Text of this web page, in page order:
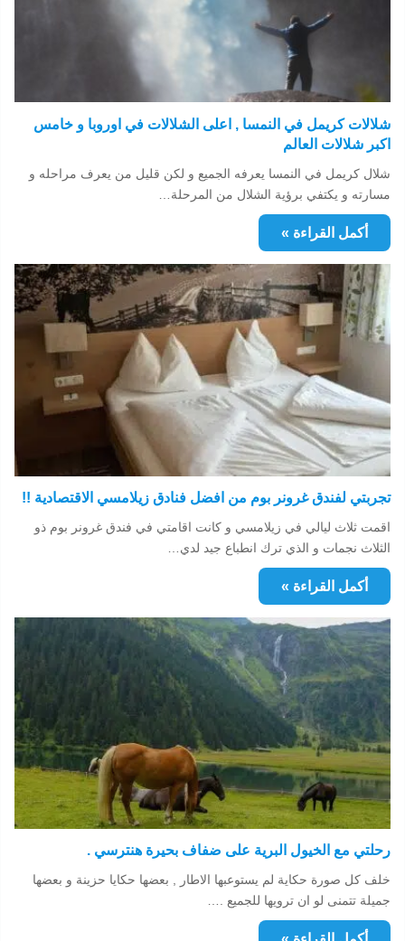
شلالات كريمل في النمسا , اعلى الشلالات في اوروبا و خامس
اكبر شلالات العالم
شلال كريمل في النمسا يعرفه الجميع و لكن قليل من يعرف مراحله و
مسارته و يكتفي برؤية الشلال من المرحلة…
أكمل القراءة »
تجربتي لفندق غرونر بوم من افضل فنادق زيلامسي الاقتصادية !!
اقمت ثلاث ليالي في زيلامسي و كانت اقامتي في فندق غرونر بوم ذو
الثلاث نجمات و الذي ترك انطباع جيد لدي…
أكمل القراءة »
رحلتي مع الخيول البرية على ضفاف بحيرة هنترسي .
خلف كل صورة حكاية لم يستوعبها الاطار , بعضها حكايا حزينة و بعضها
جميلة تتمنى لو ان ترويها للجميع .…